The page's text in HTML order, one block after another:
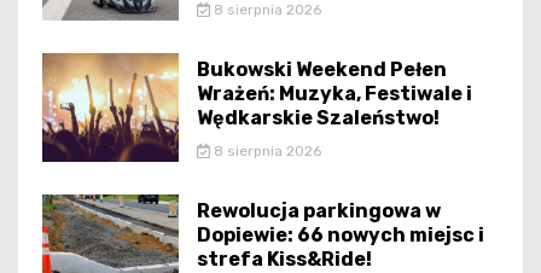
8 sierpnia 2026
Bukowski Weekend Pełen
Wrażeń: Muzyka, Festiwale i
Wędkarskie Szaleństwo!
8 sierpnia 2026
Rewolucja parkingowa w
Dopiewie: 66 nowych miejsc i
strefa Kiss&Ride!